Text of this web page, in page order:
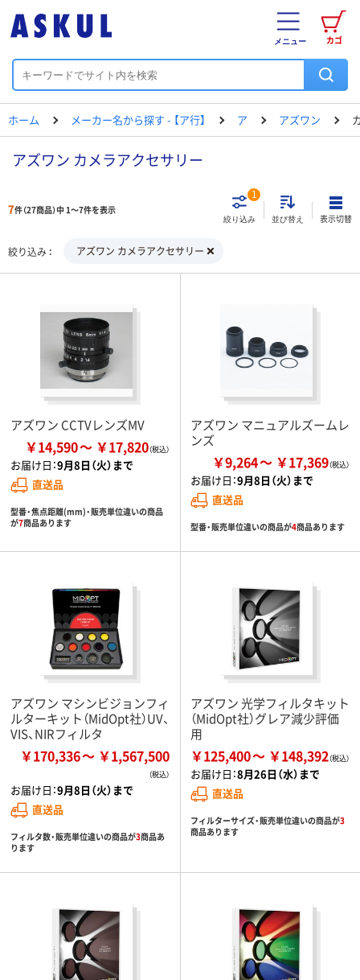
カゴ
メニュー
ホーム メーカー名から探す - 【ア行】 ア アズワン
アズワン カメラアクセサリー
7件（27商品）中 1～7件を表示
絞り込み
1
並び替え 表示切替
絞り込み アズワン カメラアクセサリー
アズワン CCTVレンズMV
￥14,590 ￥17,820
お届け日：9月8日（火）まで
直送品
型番・焦点距離(mm)・販売単位違いの商品
が7商品あります
アズワン マニュアルズームレ
ンズ
￥9,264 ￥17,369
お届け日：9月8日（火）まで
直送品
型番・販売単位違いの商品が4商品あります
アズワン マシンビジョンフィ
ルターキット（MidOpt社）UV、
VIS、NIRフィルタ
￥170,336 ￥1,567,500
お届け日：9月8日（火）まで
直送品
フィルタ数・販売単位違いの商品が3商品あ
ります
アズワン 光学フィルタキット
（MidOpt社）グレア減少評価
用
￥125,400 ￥148,392
お届け日：8月26日（水）まで
直送品
フィルターサイズ・販売単位違いの商品が3
商品あります